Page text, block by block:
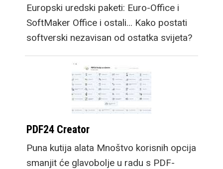
Europski uredski paketi: Euro-Office i
SoftMaker Office i ostali... Kako postati
softverski nezavisan od ostatka svijeta?
PDF24 Creator
Puna kutija alata Mnoštvo korisnih opcija
smanjit će glavobolje u radu s PDF-